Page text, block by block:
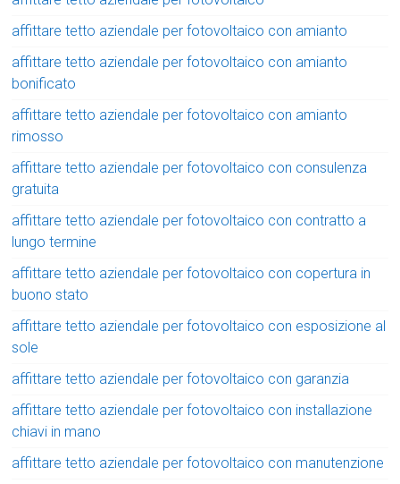
affittare tetto aziendale per fotovoltaico con amianto
affittare tetto aziendale per fotovoltaico con amianto
bonificato
affittare tetto aziendale per fotovoltaico con amianto
rimosso
affittare tetto aziendale per fotovoltaico con consulenza
gratuita
affittare tetto aziendale per fotovoltaico con contratto a
lungo termine
affittare tetto aziendale per fotovoltaico con copertura in
buono stato
affittare tetto aziendale per fotovoltaico con esposizione al
sole
affittare tetto aziendale per fotovoltaico con garanzia
affittare tetto aziendale per fotovoltaico con installazione
chiavi in mano
affittare tetto aziendale per fotovoltaico con manutenzione